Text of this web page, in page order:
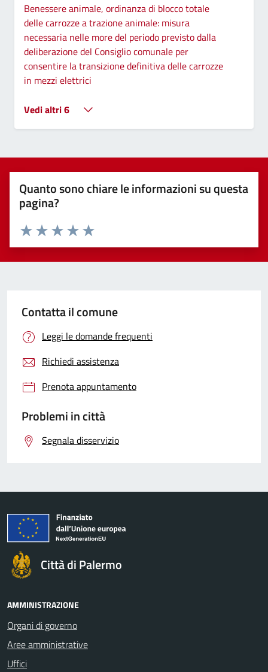
Benessere animale, ordinanza di blocco totale
delle carrozze a trazione animale: misura
necessaria nelle more del periodo previsto dalla
deliberazione del Consiglio comunale per
consentire la transizione definitiva delle carrozze
in mezzi elettrici
Vedi altri 6
Quanto sono chiare le informazioni su questa
pagina?
Valuta 5 stelle su 5
Valuta 4 stelle su 5
Valuta 3 stelle su 5
Valuta 2 stelle su 5
Valuta 1 stelle su 5
Contatta il comune
Leggi le domande frequenti
Richiedi assistenza
Prenota appuntamento
Problemi in città
Segnala disservizio
Città di Palermo
AMMINISTRAZIONE
Organi di governo
Aree amministrative
Uffici